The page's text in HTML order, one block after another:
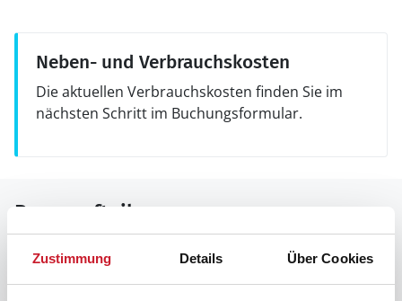
Zustimmung Details Über Cookies
Neben- und Verbrauchskosten
Die aktuellen Verbrauchskosten finden Sie im
nächsten Schritt im Buchungsformular.
Raumaufteilung